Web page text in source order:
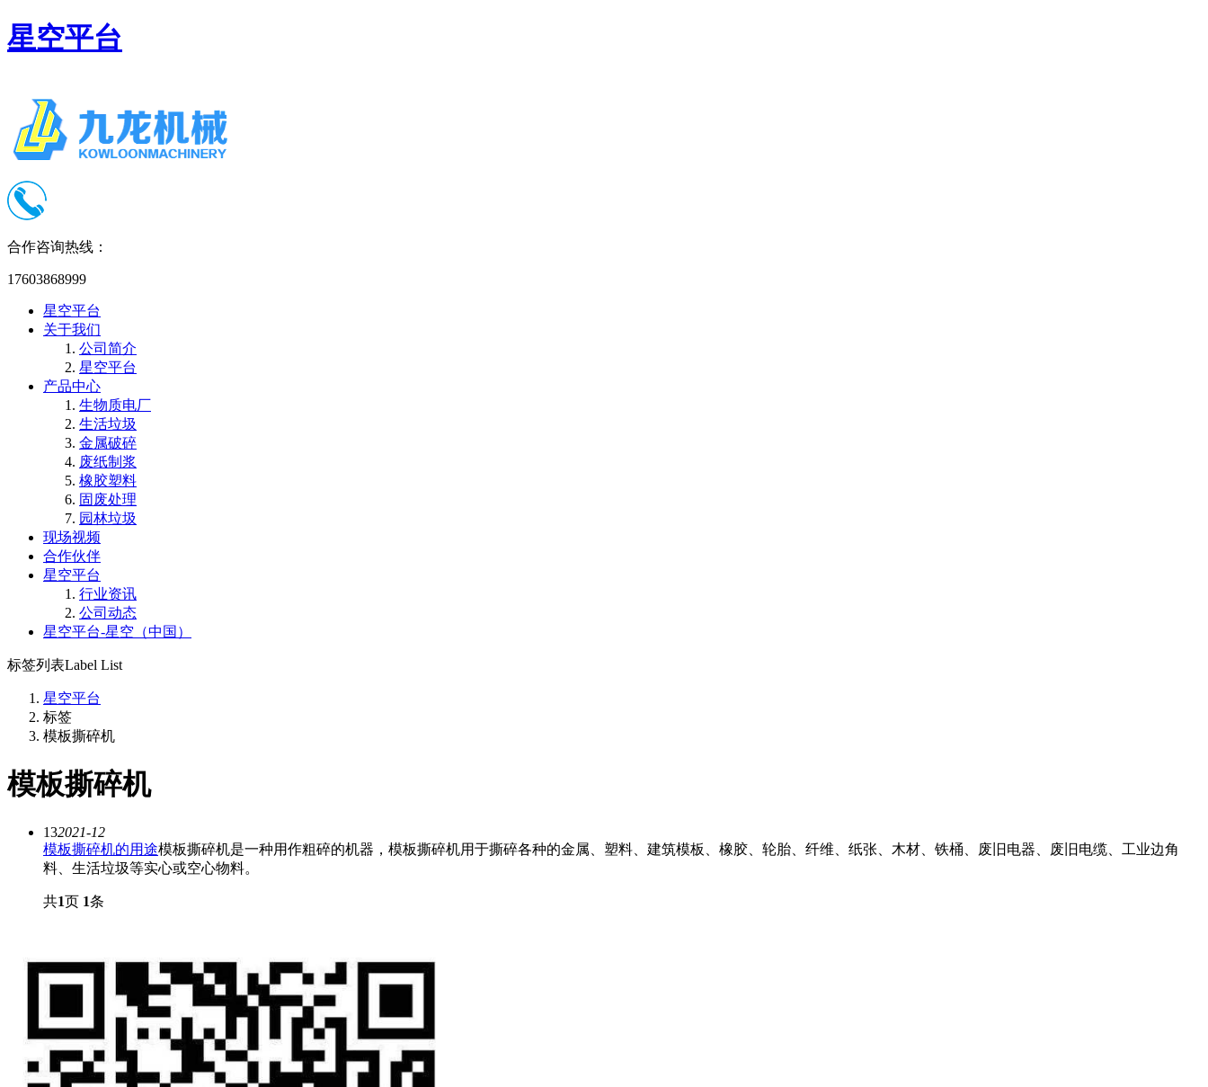
星空平台
合作咨询热线：
17603868999
星空平台
关于我们
公司简介
星空平台
产品中心
生物质电厂
生活垃圾
金属破碎
废纸制浆
橡胶塑料
固废处理
园林垃圾
现场视频
合作伙伴
星空平台
行业资讯
公司动态
星空平台-星空（中国）
标签列表Label List
星空平台
标签
模板撕碎机
模板撕碎机
132021-12
模板撕碎机的用途模板撕碎机是一种用作粗碎的机器，模板撕碎机用于撕碎各种的金属、塑料、建筑模板、橡胶、轮胎、纤维、纸张、木材、铁桶、废旧电器、废旧电缆、工业边角
料、生活垃圾等实心或空心物料。
共1页 1条